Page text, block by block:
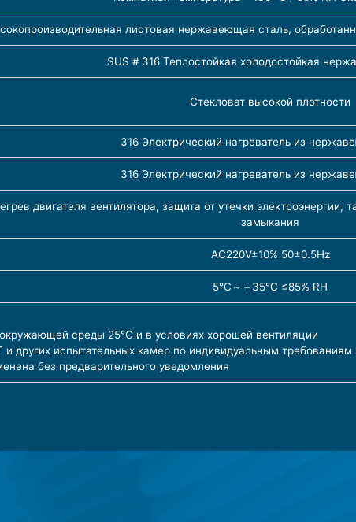
листовая нержавеющая сталь,
SUS # 316 Теплостойкая холодостойкая
Стекловат высокой плотности
316 Электрический нагреватель из
316 Электрический нагреватель из
двигателя вентилятора, защита от утечки электроэнергии,
замыкания
AC220V±10% 50±0.5Hz
5℃～＋35℃ ≤85% RH
среды 25°C и в условиях хорошей вентиляции
других испытательных камер по индивидуальным требованиям
без предварительного уведомления